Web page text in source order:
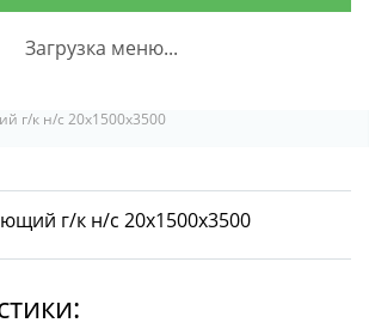
Загрузка меню...
г/к н/с 20x1500x3500